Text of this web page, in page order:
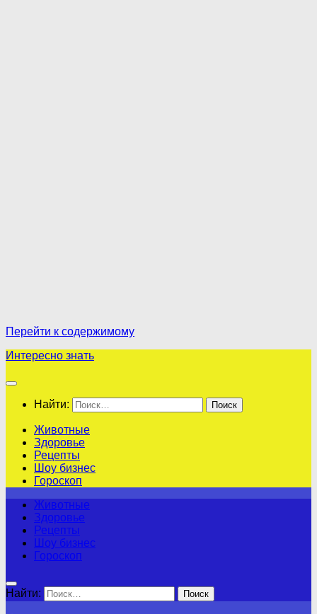
Перейти к содержимому
Интересно знать
Найти:
Животные
Здоровье
Рецепты
Шоу бизнес
Гороскоп
Животные
Здоровье
Рецепты
Шоу бизнес
Гороскоп
Найти: